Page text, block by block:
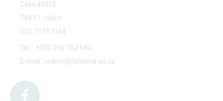
Celní 409/3
748 01, Hlučín
IČO: 71197044
Tel.: +420 596 762 640
E-mail: reditel@fontana-po.cz